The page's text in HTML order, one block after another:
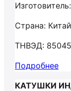
Страна: Китай
ТНВЭД:
Подробнее
КАТУШКИ